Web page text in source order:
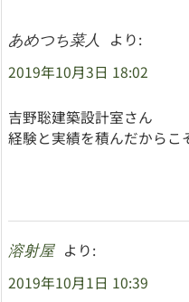
あめつち菜人
より:
2019年10月3日 18:02
吉野聡建築設計室さん
経験と実績を積んだから
溶射屋
より:
2019年10月1日 10:39